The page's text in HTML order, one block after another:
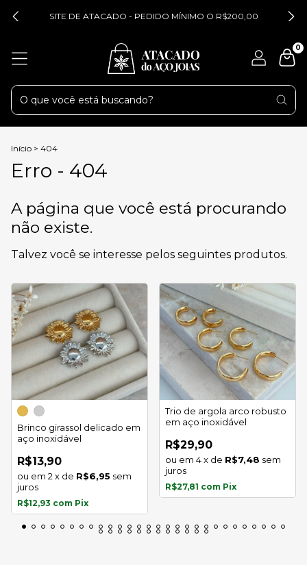
SITE DE ATACADO - PEDIDO MÍNIMO O R$200,00
0
Início > 404
Erro - 404
A página que você está procurando
não existe.
Talvez você se interesse pelos seguintes produtos.
Brinco girassol delicado em
aço inoxidável
R$13,90
2 x de R$6,95 sem
juros
R$12,93 com Pix
Trio de argola arco robusto
em aço inoxidável
R$29,90
4x de R$7,48 sem
juros
R$27,81 com Pix